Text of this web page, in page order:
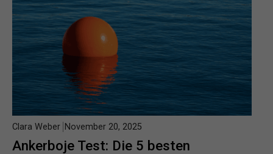
Ankerboje Test: Die 5 besten
Clara Weber November 20, 2025